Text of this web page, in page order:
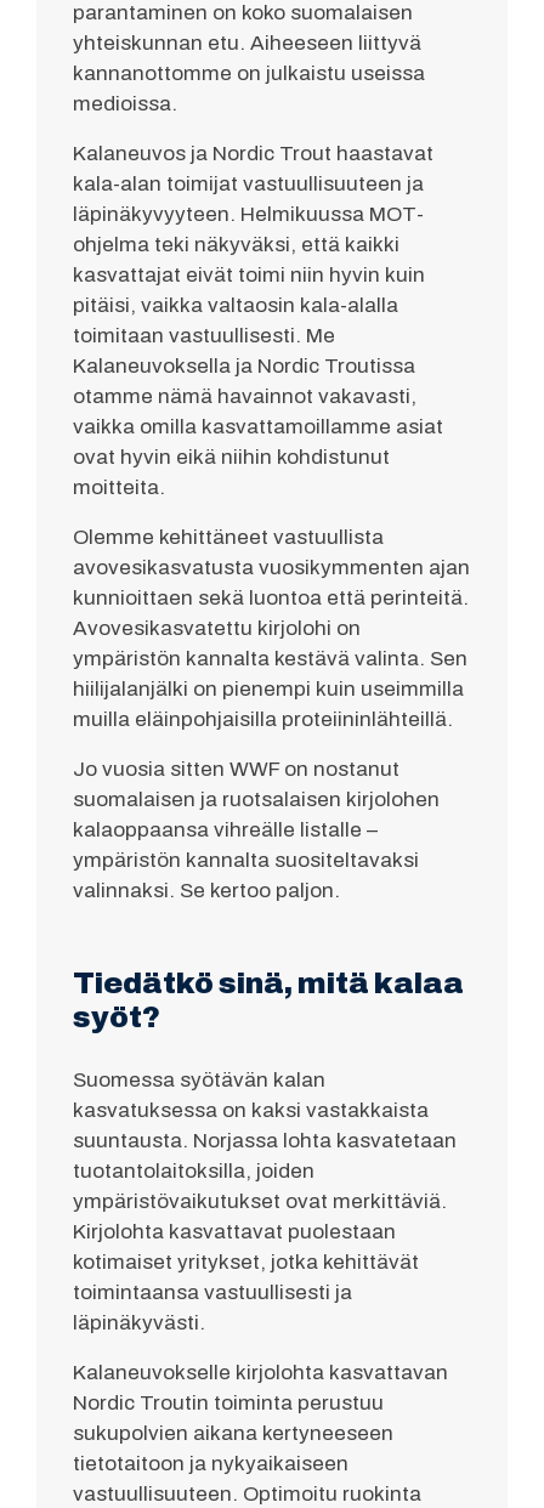
parantaminen on koko suomalaisen
yhteiskunnan etu. Aiheeseen liittyvä
kannanottomme on julkaistu useissa
medioissa.
Kalaneuvos ja Nordic Trout haastavat
kala-alan toimijat vastuullisuuteen ja
läpinäkyvyyteen. Helmikuussa MOT-
ohjelma teki näkyväksi, että kaikki
kasvattajat eivät toimi niin hyvin kuin
pitäisi, vaikka valtaosin kala-alalla
toimitaan vastuullisesti. Me
Kalaneuvoksella ja Nordic Troutissa
otamme nämä havainnot vakavasti,
vaikka omilla kasvattamoillamme asiat
ovat hyvin eikä niihin kohdistunut
moitteita.
Olemme kehittäneet vastuullista
avovesikasvatusta vuosikymmenten ajan
kunnioittaen sekä luontoa että perinteitä.
Avovesikasvatettu kirjolohi on
ympäristön kannalta kestävä valinta. Sen
hiilijalanjälki on pienempi kuin useimmilla
muilla eläinpohjaisilla proteiininlähteillä.
Jo vuosia sitten WWF on nostanut
suomalaisen ja ruotsalaisen kirjolohen
kalaoppaansa vihreälle listalle –
ympäristön kannalta suositeltavaksi
valinnaksi. Se kertoo paljon.
Tiedätkö sinä, mitä kalaa
syöt?
Suomessa syötävän kalan
kasvatuksessa on kaksi vastakkaista
suuntausta. Norjassa lohta kasvatetaan
tuotantolaitoksilla, joiden
ympäristövaikutukset ovat merkittäviä.
Kirjolohta kasvattavat puolestaan
kotimaiset yritykset, jotka kehittävät
toimintaansa vastuullisesti ja
läpinäkyvästi.
Kalaneuvokselle kirjolohta kasvattavan
Nordic Troutin toiminta perustuu
sukupolvien aikana kertyneeseen
tietotaitoon ja nykyaikaiseen
vastuullisuuteen. Optimoitu ruokinta